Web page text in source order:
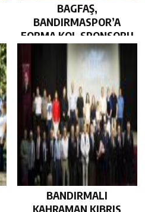
BAGFAŞ,
BANDIRMASPOR’A
FORMA KOL SPONSORU
OLARAK KUCAK AÇTI…
BANDIRMALI
KAHRAMAN KIBRIS